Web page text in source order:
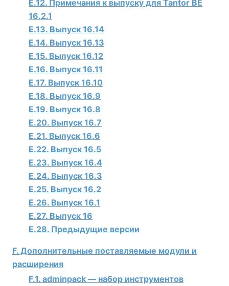
E.12. Примечания к выпуску для Tantor BE
16.2.1
E.13. Выпуск 16.14
E.14. Выпуск 16.13
E.15. Выпуск 16.12
E.16. Выпуск 16.11
E.17. Выпуск 16.10
E.18. Выпуск 16.9
E.19. Выпуск 16.8
E.20. Выпуск 16.7
E.21. Выпуск 16.6
E.22. Выпуск 16.5
E.23. Выпуск 16.4
E.24. Выпуск 16.3
E.25. Выпуск 16.2
E.26. Выпуск 16.1
E.27. Выпуск 16
E.28. Предыдущие версии
F. Дополнительные поставляемые модули и
расширения
F.1. adminpack — набор инструментов